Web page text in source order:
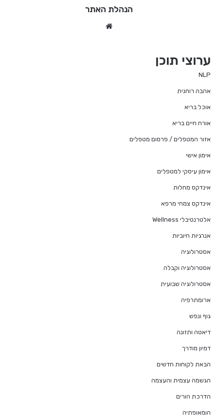
הנהלת האתר
ערוצי תוכן
NLP
אהבה רוחנית
אוכל בריא
אורח חיים בריא
אזור המטפלים / פרסום מטפלים
אימון אישי
אימון עיסקי למטפלים
אינדקס מחלות
אינדקס צמחי מרפא
אלטרנטיבלי Wellness
אנרגיות חיוביות
אסטרולוגיה
אסטרולוגיה וקבלה
אסטרולוגיה שבועית
ארומתרפיה
גוף ונפש
דיאטה ותזונה
דמיון מודרך
הבאת לקוחות חדשים
הגשמה עצמית והעצמה
הדרכת הורים
הומאופתיה